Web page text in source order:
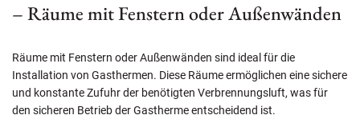
– Räume mit Fenstern oder Außenwänden
Räume mit Fenstern oder Außenwänden sind ideal für die
Installation von Gasthermen. Diese Räume ermöglichen eine sichere
und konstante Zufuhr der benötigten Verbrennungsluft, was für
den sicheren Betrieb der Gastherme entscheidend ist.